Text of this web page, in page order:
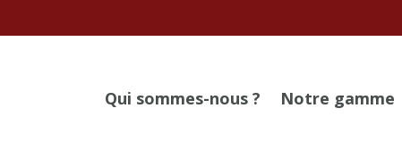
Qui sommes-nous ? Notre gamme